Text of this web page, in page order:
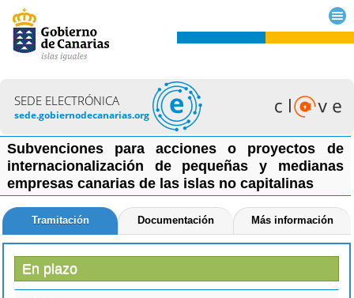
SEDE ELECTRÓNICA
sede.gobiernodecanarias.org
Subvenciones para acciones o proyectos de
internacionalización de pequeñas y medianas
empresas canarias de las islas no capitalinas
Tramitación Documentación Más información
En plazo